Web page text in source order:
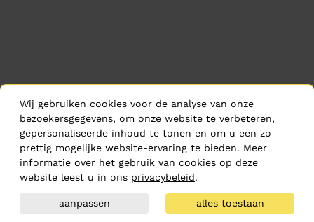
Wij gebruiken cookies voor de analyse van onze
bezoekersgegevens, om onze website te verbeteren,
gepersonaliseerde inhoud te tonen en om u een zo
prettig mogelijke website-ervaring te bieden. Meer
informatie over het gebruik van cookies op deze
website leest u in ons privacybeleid.
aanpassen alles toestaan